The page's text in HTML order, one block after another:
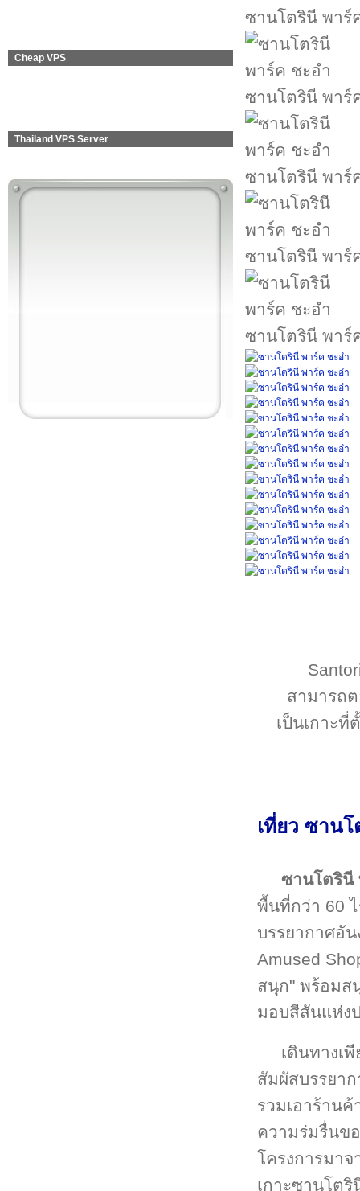
Cheap VPS
Thailand VPS Server
ซานโตรินี พาร์
ซานโตรินี พาร์
ซานโตรินี พาร์
ซานโตรินี พาร์
ซานโตรินี พาร์
สามารถ
เป็นเกาะที่
เที่ยว ซาน
ซานโตรินี
พื้นที่กว่า 60
บรรยากาศอั
Amused
สนุก" พร้อมส
มอบสีสันแห่ง
เดินทางเ
สัมผัสบรรยา
รวมเอาร้าน
ความร่มรื่นข
โครงการมา
เกาะซานโต